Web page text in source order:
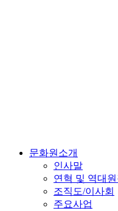
문화원소개
인사말
연혁 및 역대
조직도/이사회
주요사업